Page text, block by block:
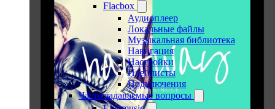
Flacbox
Аудиоплеер
Локальные файлы
Музыкальная библиотека
Навигация
Настройки
Плейлисты
Подключения
Часто задаваемые вопросы